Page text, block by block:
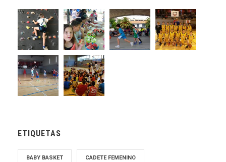
ETIQUETAS
BABY BASKET CADETE FEMENINO